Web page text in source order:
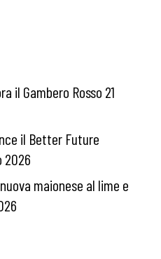
il Gambero Rosso 21
il Better Future
2026
maionese al lime e